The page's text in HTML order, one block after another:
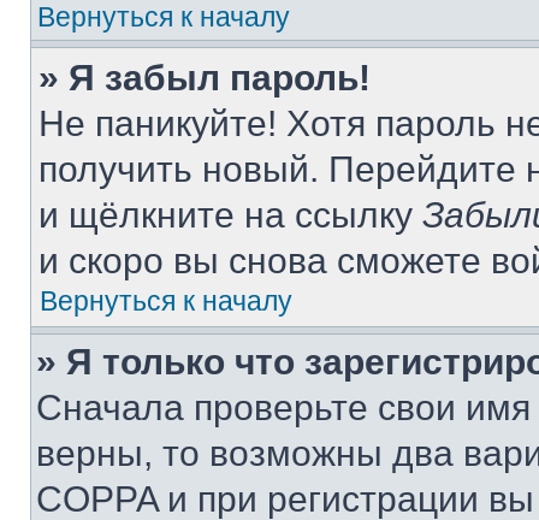
Вернуться к началу
» Я забыл пароль!
Не паникуйте! Хотя пароль
получить новый. Перейдите
и щёлкните на ссылку
и скоро вы снова сможете
Вернуться к началу
» Я только что
Сначала проверьте свои
верны, то возможны два
COPPA и при регистрации